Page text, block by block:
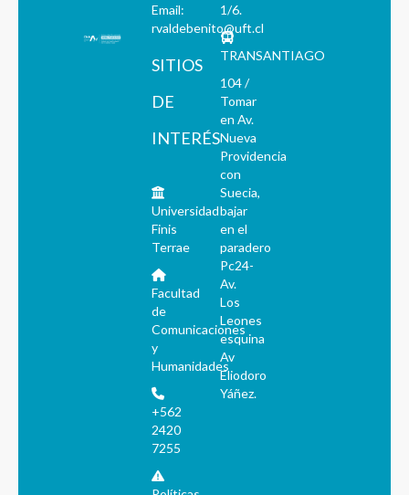
Email:
rvaldebenito@uft.cl
SITIOS
DE
INTERÉS
Universidad
Finis
Terrae
Facultad
de
Comunicaciones
y
Humanidades
+562
2420
7255
1/6.
TRANSANTIAGO
104 /
Tomar
en Av.
Nueva
Providencia
con
Suecia,
bajar
en el
paradero
Pc24-
Av.
Los
Leones
esquina
Av
Eliodoro
Yáñez.